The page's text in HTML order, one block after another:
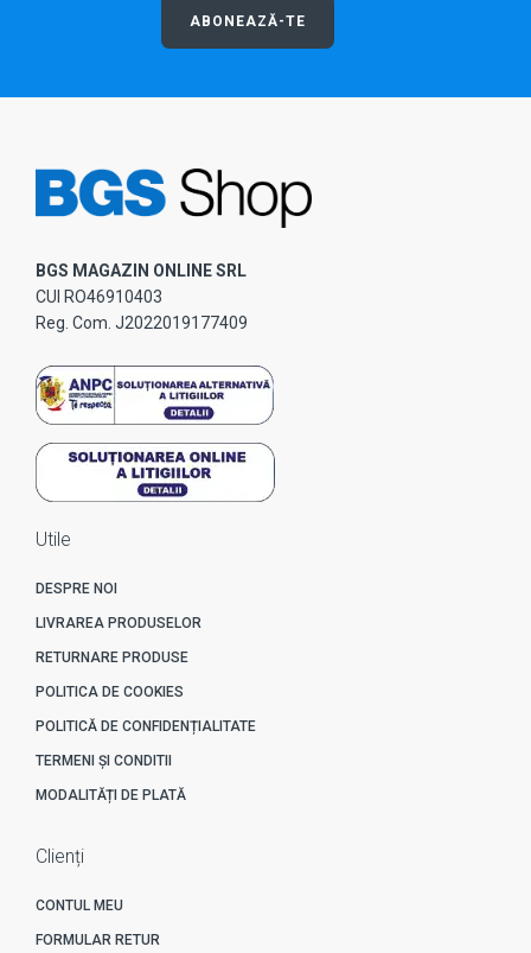
ABONEAZĂ-TE
BGS MAGAZIN ONLINE SRL
CUI RO46910403
Reg. Com. J2022019177409
Utile
DESPRE NOI
LIVRAREA PRODUSELOR
RETURNARE PRODUSE
POLITICA DE COOKIES
POLITICĂ DE CONFIDENȚIALITATE
TERMENI ȘI CONDITII
MODALITĂȚI DE PLATĂ
Clienți
CONTUL MEU
FORMULAR RETUR